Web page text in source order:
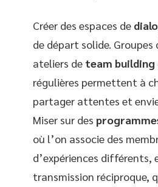
Créer des espaces de
de départ solide. Groupes
ateliers de team building
régulières permettent à
partager attentes et
Miser sur des
où l’on associe des
d’expériences différents,
transmission réciproque,